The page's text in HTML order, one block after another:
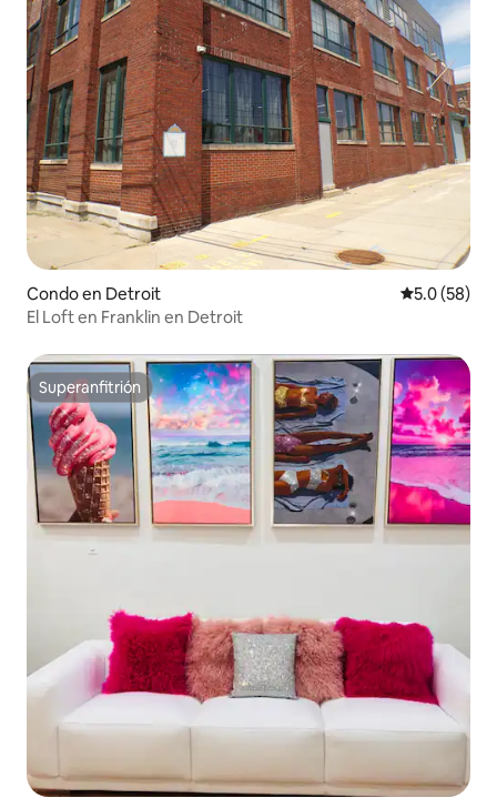
Condo en Detroit Calificación
5.0 (58)
El Loft en Franklin en Detroit
Superanfitrión
Superanfitrión